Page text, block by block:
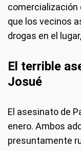
comercialización
que los vecinos
drogas en el
El terrible
Josué
El asesinato de
enero. Ambos
presuntamente